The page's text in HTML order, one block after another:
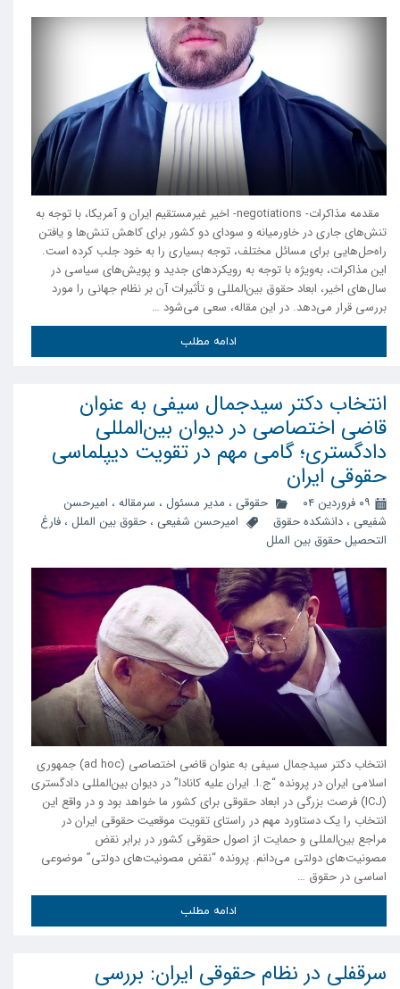
مقدمه مذاکرات- negotiations- اخیر غیرمستقیم ایران و آمریکا، با توجه به
تنش‌های جاری در خاورمیانه و سودای دو کشور برای کاهش تنش‌ها و یافتن
راه‌حل‌هایی برای مسائل مختلف، توجه بسیاری را به خود جلب کرده است.
این مذاکرات، به‌ویژه با توجه به رویکردهای جدید و پویش‌های سیاسی در
سال‌های اخیر، ابعاد حقوق بین‌المللی و تأثیرات آن بر نظام جهانی را مورد
بررسی قرار می‌دهد. در این مقاله، سعی می‌شود …
ادامه مطلب
انتخاب دکتر سیدجمال سیفی به عنوان
قاضی اختصاصی در دیوان بین‌المللی
دادگستری؛ گامی مهم در تقویت دیپلماسی
حقوقی ایران
۰۹ فروردین ۰۴ حقوقی ، مدیر مسئول ، سرمقاله ، امیرحسن
شفیعی ، دانشکده حقوق امیرحسن شفیعی ، حقوق بین الملل ، فارغ
التحصیل حقوق بین الملل
انتخاب دکتر سیدجمال سیفی به عنوان قاضی اختصاصی (ad hoc) جمهوری
اسلامی ایران در پرونده “ج.ا. ایران علیه کانادا” در دیوان بین‌المللی دادگستری
(ICJ) فرصت بزرگی در ابعاد حقوقی برای کشور ما خواهد بود و در واقع این
انتخاب را یک دستاورد مهم در راستای تقویت موقعیت حقوقی ایران در
مراجع بین‌المللی و حمایت از اصول حقوقی کشور در برابر نقض
مصونیت‌های دولتی می‌دانم. پرونده “نقض مصونیت‌های دولتی” موضوعی
اساسی در حقوق …
ادامه مطلب
سرقفلی در نظام حقوقی ایران: بررسی